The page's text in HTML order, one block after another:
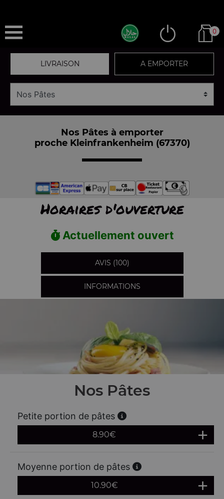
0
LIVRAISON A EMPORTER
Nos Pâtes à emporter
proche Kleinfrankenheim (67370)
Horaires d'ouverture
Actuellement ouvert
AVIS (100)
INFORMATIONS
Nos Pâtes
Petite portion de pâtes
8.90€
Moyenne portion de pâtes
10.90€